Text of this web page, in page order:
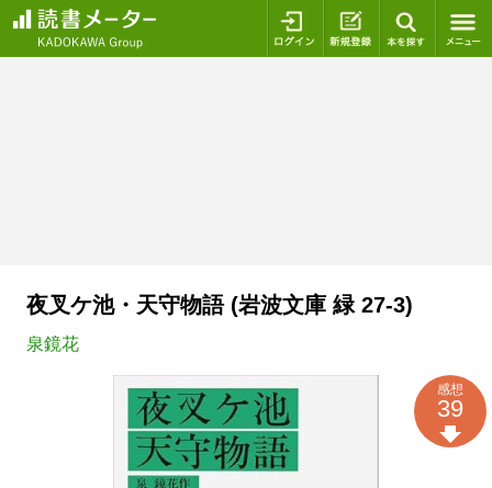
ログイン 新規登録
夜叉ケ池・天守物語 (岩波文庫 緑 27-3)
泉鏡花
感想
39